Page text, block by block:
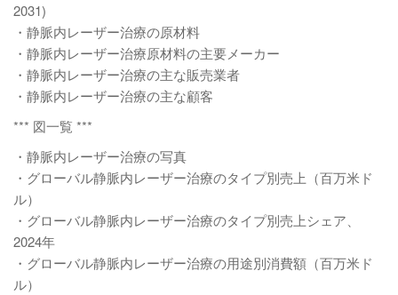
2031)
・静脈内レーザー治療の原材料
・静脈内レーザー治療原材料の主要メーカー
・静脈内レーザー治療の主な販売業者
・静脈内レーザー治療の主な顧客
*** 図一覧 ***
・静脈内レーザー治療の写真
・グローバル静脈内レーザー治療のタイプ別売上（百万米ド
ル）
・グローバル静脈内レーザー治療のタイプ別売上シェア、
2024年
・グローバル静脈内レーザー治療の用途別消費額（百万米ド
ル）